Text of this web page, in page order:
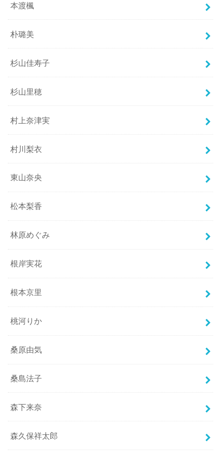
本渡楓
朴璐美
杉山佳寿子
杉山里穂
村上奈津実
村川梨衣
東山奈央
松本梨香
林原めぐみ
根岸実花
根本京里
桃河りか
桑原由気
桑島法子
森下来奈
森久保祥太郎